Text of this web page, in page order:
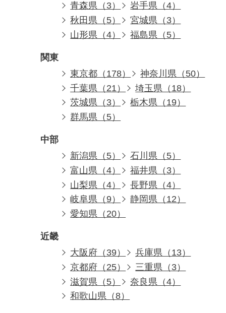
青森県（3）
岩手県（4）
秋田県（5）
宮城県（3）
山形県（4）
福島県（5）
関東
東京都（178）
神奈川県（50）
千葉県（21）
埼玉県（18）
茨城県（3）
栃木県（19）
群馬県（5）
中部
新潟県（5）
石川県（5）
富山県（4）
福井県（3）
山梨県（4）
長野県（4）
岐阜県（9）
静岡県（12）
愛知県（20）
近畿
大阪府（39）
兵庫県（13）
京都府（25）
三重県（3）
滋賀県（5）
奈良県（4）
和歌山県（8）